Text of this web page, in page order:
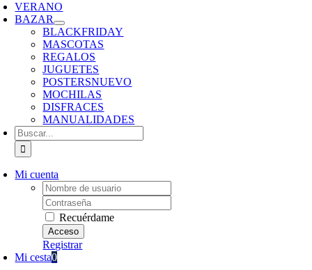
VERANO
BAZAR
BLACKFRIDAY
MASCOTAS
REGALOS
JUGUETES
POSTERSNUEVO
MOCHILAS
DISFRACES
MANUALIDADES
Buscar:
Mi cuenta
Username:
Password:
Recuérdame
Registrar
Mi cesta0